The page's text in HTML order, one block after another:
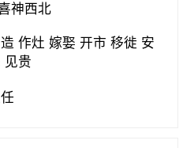
神西北
作灶 嫁娶 开市 移徙 安
见贵